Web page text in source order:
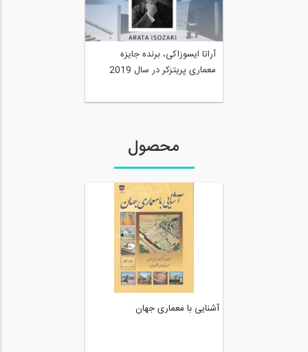
آراتا ایسوزاکی، برنده جایزه
معماری پریتزکر در سال 2019
محصول
آشنایی با معماری جهان